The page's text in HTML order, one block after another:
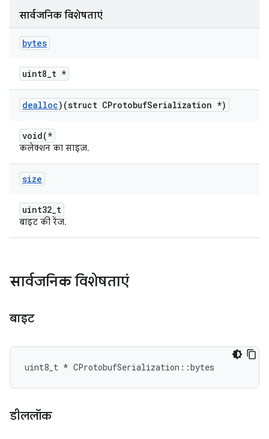
सार्वजनिक विशेषताएं
bytes
uint8_t *
dealloc)(struct CProtobufSerialization *)
void(*
कलेक्शन का साइज़.
size
uint32_t
बाइट की रेंज.
सार्वजनिक विशेषताएं
बाइट
uint8_t * CProtobufSerialization::bytes
डीललॉक